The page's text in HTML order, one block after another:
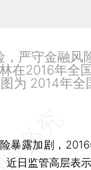
严守金融风
在2016年全
为 2014年全
暴露加剧，
近日监管高层表